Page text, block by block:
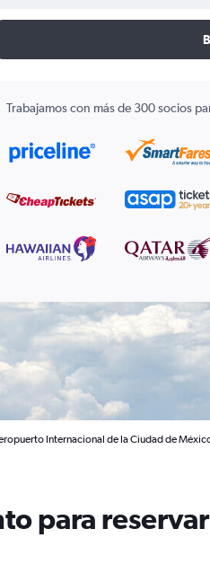
Trabajamos con más de 300 socios
Internacional de la Ciudad de
para